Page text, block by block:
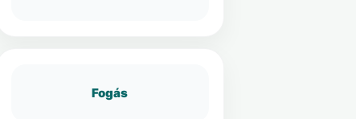
Fogás